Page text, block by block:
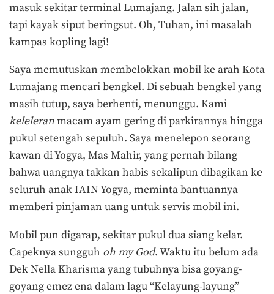
masuk sekitar terminal Lumajang. Jalan sih jalan,
tapi kayak siput beringsut. Oh, Tuhan, ini masalah
kampas kopling lagi!
Saya memutuskan membelokkan mobil ke arah Kota
Lumajang mencari bengkel. Di sebuah bengkel yang
masih tutup, saya berhenti, menunggu. Kami
keleleranmacam ayam gering di parkirannya hingga
pukul setengah sepuluh. Saya menelepon seorang
kawan di Yogya, Mas Mahir, yang pernah bilang
bahwa uangnya takkan habis sekalipun dibagikan ke
seluruh anak IAIN Yogya, meminta bantuannya
memberi pinjaman uang untuk servis mobil ini.
Mobil pun digarap, sekitar pukul dua siang kelar.
Capeknya sungguh oh my God. Waktu itu belum ada
Dek Nella Kharisma yang tubuhnya bisa goyang-
goyang emez ena dalam lagu “Kelayung-layung”